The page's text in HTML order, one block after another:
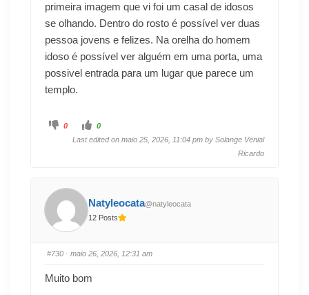
primeira imagem que vi foi um casal de idosos
se olhando. Dentro do rosto é possível ver duas
pessoa jovens e felizes. Na orelha do homem
idoso é possível ver alguém em uma porta, uma
possivel entrada para um lugar que parece um
templo.
0
0
Last edited on maio 25, 2026, 11:04 pm by Solange Venial
Ricardo
Natyleocata@natyleocata
12 Posts
#730 · maio 26, 2026, 12:31 am
Muito bom